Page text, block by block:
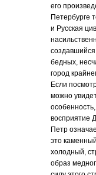
его
Петербурге
и Русская
бедных,
город
Если
можно
восприятие
Петр
это
холодный,
образ